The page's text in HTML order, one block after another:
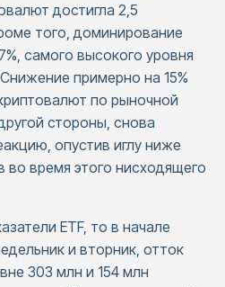
достигла 2,5
того, доминирование
самого высокого уровня
примерно на 15%
по рыночной
стороны, снова
опустив иглу ниже
время этого нисходящего
ETF, то в начале
и вторник, отток
303 млн и 154 млн